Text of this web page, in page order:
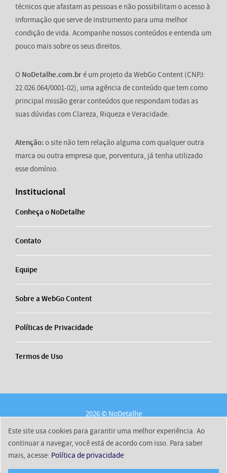
técnicos que afastam as pessoas e não possibilitam o acesso à
informação que serve de instrumento para uma melhor
condição de vida. Acompanhe nossos conteúdos e entenda um
pouco mais sobre os seus direitos.
O NoDetalhe.com.bré um projeto da WebGo Content (CNPJ:
22.026.064/0001-02), uma agência de conteúdo que tem como
principal missão gerar conteúdos que respondam todas as
suas dúvidas com Clareza, Riqueza e Veracidade.
Atenção: o site não tem relação alguma com qualquer outra
marca ou outra empresa que, porventura, já tenha utilizado
esse domínio.
Institucional
Conheça o NoDetalhe
Contato
Equipe
Sobre a WebGo Content
Políticas de Privacidade
Termos de Uso
2026 © NoDetalhe
Sobre a WebGo Content
Políticas de Privacidade
Termos de Uso
Este site usa cookies para garantir uma melhor experiência. Ao
continuar a navegar, você está de acordo com isso. Para saber
mais, acesse: Política de privacidade